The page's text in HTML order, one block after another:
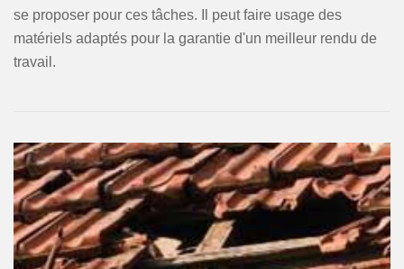
se proposer pour ces tâches. Il peut faire usage des
matériels adaptés pour la garantie d'un meilleur rendu de
travail.